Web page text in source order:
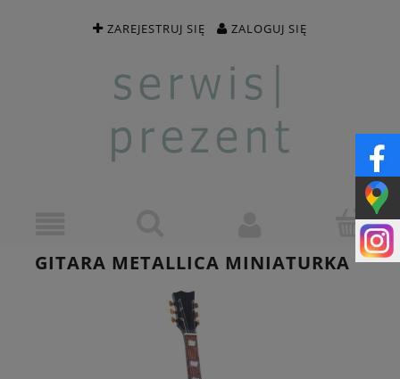
ZAREJESTRUJ SIĘ ZALOGUJ SIĘ
GITARA METALLICA MINIATURKA